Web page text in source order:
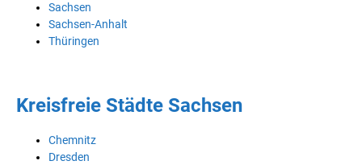
Sachsen
Sachsen-Anhalt
Thüringen
Kreisfreie Städte Sachsen
Chemnitz
Dresden